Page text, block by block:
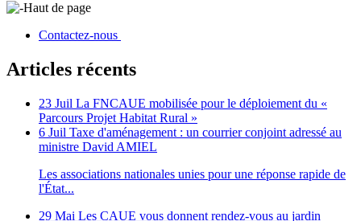
Haut de page
Contactez-nous
Articles récents
23 Juil La FNCAUE mobilisée pour le déploiement du «
Parcours Projet Habitat Rural »
6 Juil Taxe d'aménagement : un courrier conjoint adressé au
ministre David AMIEL
Les associations nationales unies pour une réponse rapide de
l'État...
29 Mai Les CAUE vous donnent rendez-vous au jardin